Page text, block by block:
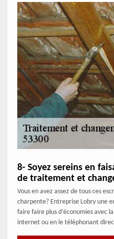
8- Soyez sereins en
de traitement et
Vous en avez assez de tous ces
charpente? Entreprise Lobry une
faire faire plus d’économies avec
internet ou en le téléphonant